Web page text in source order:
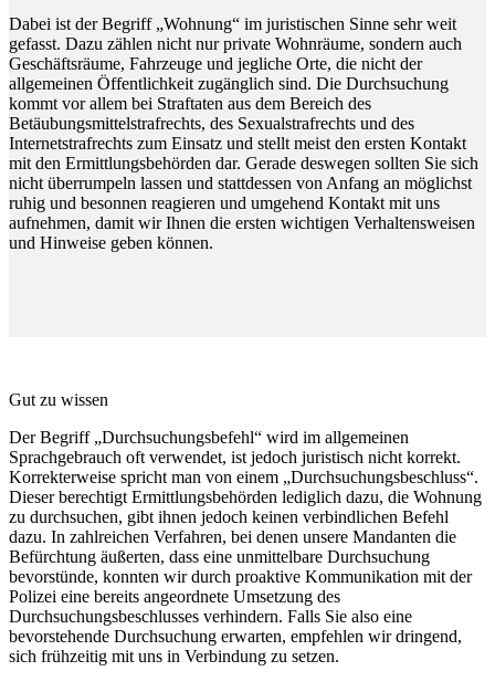
Dabei ist der Begriff „Wohnung“ im juristischen Sinne sehr weit
gefasst. Dazu zählen nicht nur private Wohnräume, sondern auch
Geschäftsräume, Fahrzeuge und jegliche Orte, die nicht der
allgemeinen Öffentlichkeit zugänglich sind. Die Durchsuchung
kommt vor allem bei Straftaten aus dem Bereich des
Betäubungsmittelstrafrechts, des Sexualstrafrechts und des
Internetstrafrechts zum Einsatz und stellt meist den ersten Kontakt
mit den Ermittlungsbehörden dar. Gerade deswegen sollten Sie sich
nicht überrumpeln lassen und stattdessen von Anfang an möglichst
ruhig und besonnen reagieren und umgehend Kontakt mit uns
aufnehmen, damit wir Ihnen die ersten wichtigen Verhaltensweisen
und Hinweise geben können.
Gut zu wissen
Der Begriff „Durchsuchungsbefehl“ wird im allgemeinen
Sprachgebrauch oft verwendet, ist jedoch juristisch nicht korrekt.
Korrekterweise spricht man von einem „Durchsuchungsbeschluss“.
Dieser berechtigt Ermittlungsbehörden lediglich dazu, die Wohnung
zu durchsuchen, gibt ihnen jedoch keinen verbindlichen Befehl
dazu. In zahlreichen Verfahren, bei denen unsere Mandanten die
Befürchtung äußerten, dass eine unmittelbare Durchsuchung
bevorstünde, konnten wir durch proaktive Kommunikation mit der
Polizei eine bereits angeordnete Umsetzung des
Durchsuchungsbeschlusses verhindern. Falls Sie also eine
bevorstehende Durchsuchung erwarten, empfehlen wir dringend,
sich frühzeitig mit uns in Verbindung zu setzen.